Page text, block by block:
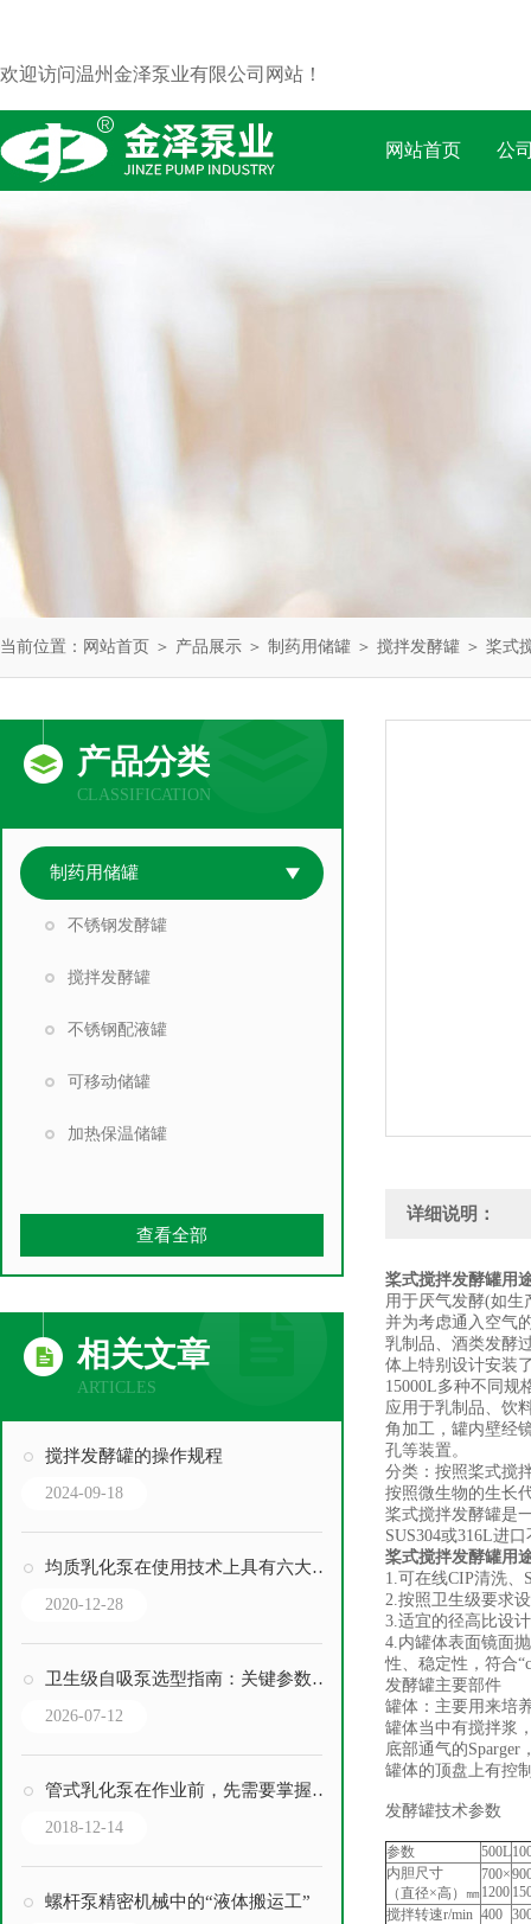
欢迎访问温州金泽泵业有限公司网站！
网站首页 公
当前位置： 网站首页 ＞ 产品展示 ＞ 制药用储罐 ＞ 搅拌发酵罐 ＞ 桨式
产品分类
CLASSIFICATION
制药用储罐
不锈钢发酵罐
搅拌发酵罐
不锈钢配液罐
可移动储罐
加热保温储罐
查看全部
相关文章
ARTICLES
搅拌发酵罐的操作规程
2024-09-18
均质乳化泵在使用技术上具有六大优势
2020-12-28
卫生级自吸泵选型指南：关键参数与场景匹配
2026-07-12
管式乳化泵在作业前，先需要掌握其原理
2018-12-14
螺杆泵精密机械中的“液体搬运工”
详细说明：
桨式搅拌发酵罐用
用于厌气发酵(如生
并为考虑通入空气
乳制品、酒类发酵
体上特别设计安装
15000L多种不同规
应用于乳制品、饮
角加工，罐内壁经
孔等装置。
分类：按照桨式搅
按照微生物的生长
桨式搅拌发酵罐是
SUS304或316L进
桨式搅拌发酵罐用
1.可在线CIP清洗、
2.按照卫生级要求
3.适宜的径高比设
4.内罐体表面镜面
性、稳定性，符合
发酵罐主要部件
罐体：主要用来培
罐体当中有搅拌浆
底部通气的
罐体的顶盘上有控
发酵罐技术参数
参数 500L
内胆尺寸
（直径×高）㎜
700×
1200
搅拌转速r/min 400